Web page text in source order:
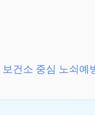
건소 중심 노쇠예